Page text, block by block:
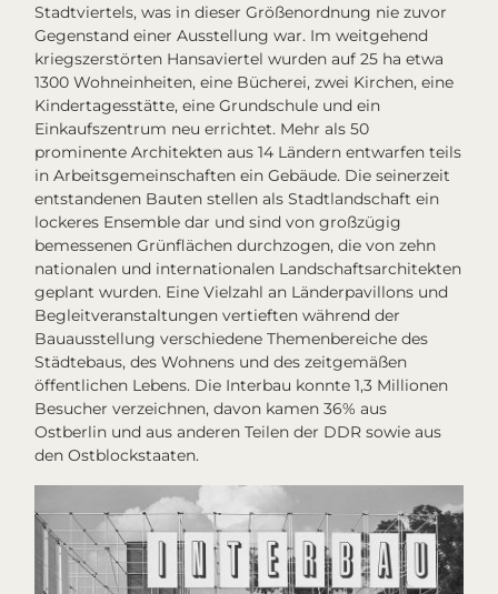
Stadtviertels, was in dieser Größenordnung nie zuvor
Gegenstand einer Ausstellung war. Im weitgehend
kriegszerstörten Hansaviertel wurden auf 25 ha etwa
1300 Wohneinheiten, eine Bücherei, zwei Kirchen, eine
Kindertagesstätte, eine Grundschule und ein
Einkaufszentrum neu errichtet. Mehr als 50
prominente Architekten aus 14 Ländern entwarfen teils
in Arbeitsgemeinschaften ein Gebäude. Die seinerzeit
entstandenen Bauten stellen als Stadtlandschaft ein
lockeres Ensemble dar und sind von großzügig
bemessenen Grünflächen durchzogen, die von zehn
nationalen und internationalen Landschaftsarchitekten
geplant wurden. Eine Vielzahl an Länderpavillons und
Begleitveranstaltungen vertieften während der
Bauausstellung verschiedene Themenbereiche des
Städtebaus, des Wohnens und des zeitgemäßen
öffentlichen Lebens. Die Interbau konnte 1,3 Millionen
Besucher verzeichnen, davon kamen 36% aus
Ostberlin und aus anderen Teilen der DDR sowie aus
den Ostblockstaaten.